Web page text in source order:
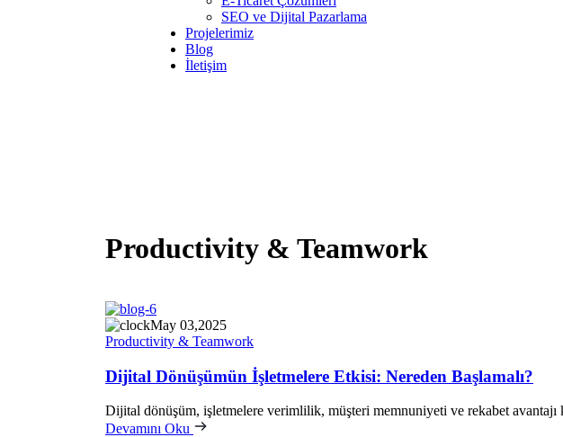
SEO ve Dijital Pazarlama
Projelerimiz
Blog
İletişim
Productivity & Teamwork
May 03,2025
Productivity & Teamwork
Dijital Dönüşümün İşletmelere Etkisi: Nereden Başlamalı?
Dijital dönüşüm, işletmelere verimlilik, müşteri memnuniyeti ve rekabet avantajı
Devamını Oku